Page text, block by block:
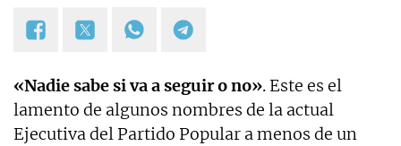
«Nadie sabe si va a seguir o no». Este es el
lamento de algunos nombres de la actual
Ejecutiva del Partido Popular a menos de un